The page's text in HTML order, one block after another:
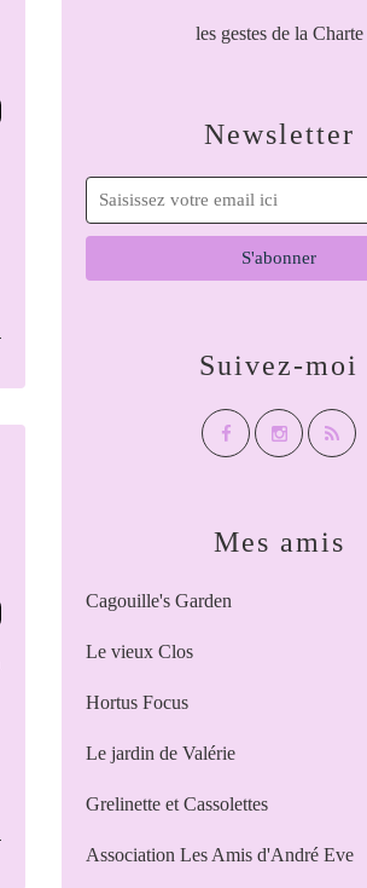
Newsletter
Suivez-moi
les gestes de la Charte
Mes amis
Cagouille's Garden
Le vieux Clos
Hortus Focus
Le jardin de Valérie
Grelinette et Cassolettes
Association Les Amis d'André Eve